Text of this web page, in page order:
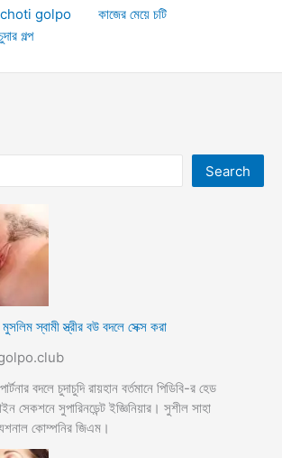
golpo
কাজের মেয়ে চটি
গল্প
Search
মুসলিম স্বামী স্ত্রীর বউ বদলে সেক্স করা
বদলে চুদাচুদি রায়হান বর্তমানে পিডিবি-র হেড
সেকশনে সুপারিনডেন্ট ইজ্ঞিনিয়ার। সুশীল সাহা
কোম্পনির জিএম।